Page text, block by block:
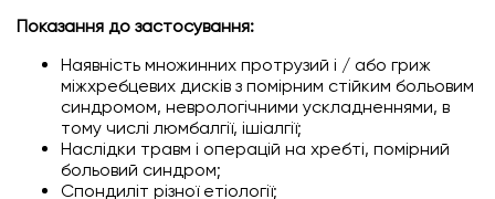
Показання до застосування:
Наявність множинних протрузий і / або гриж
міжхребцевих дисків з помірним стійким больовим
синдромом, неврологічними ускладненнями, в
тому числі люмбалгії, ішіалгії;
Наслідки травм і операцій на хребті, помірний
больовий синдром;
Спондиліт різної етіології;